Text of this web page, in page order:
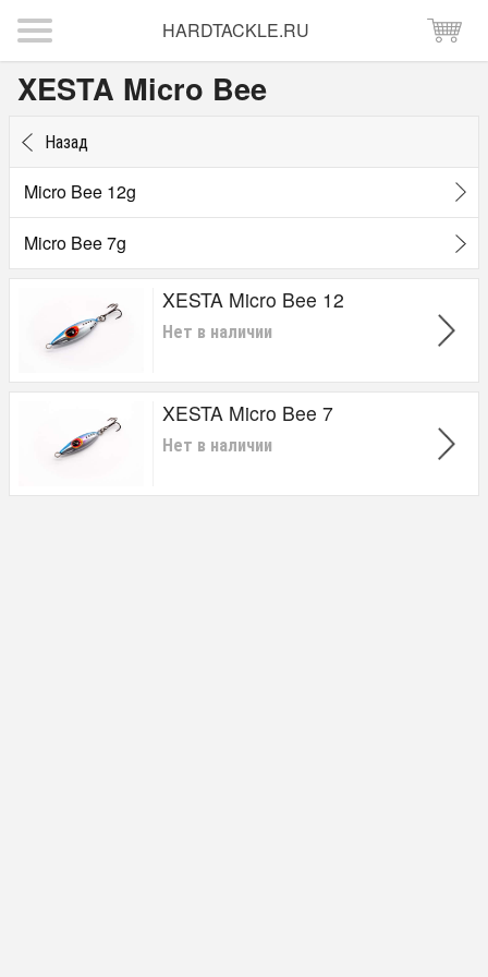
HARDTACKLE.RU
XESTA Micro Bee
Назад
Micro Bee 12g
Micro Bee 7g
XESTA Micro Bee 12
Нет в наличии
XESTA Micro Bee 7
Нет в наличии